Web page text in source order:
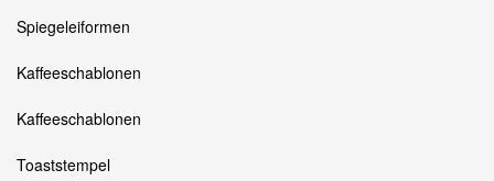
Spiegeleiformen
Kaffeeschablonen
Kaffeeschablonen
Toaststempel